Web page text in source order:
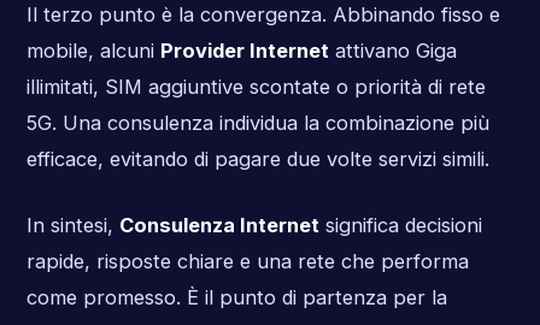
Il terzo punto è la convergenza. Abbinando fisso e
mobile, alcuni Provider Internet attivano Giga
illimitati, SIM aggiuntive scontate o priorità di rete
5G. Una consulenza individua la combinazione più
efficace, evitando di pagare due volte servizi simili.
In sintesi, Consulenza Internetsignifica decisioni
rapide, risposte chiare e una rete che performa
come promesso. È il punto di partenza per la